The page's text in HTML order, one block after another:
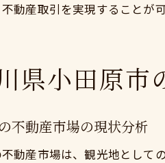
動産取引を実現することが可
県小田原市
不動産市場の現状分析
動産市場は、観光地として